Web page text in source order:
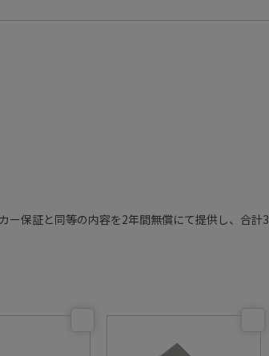
ー保証と同等の内容を2年間無償にて提供し、合計3